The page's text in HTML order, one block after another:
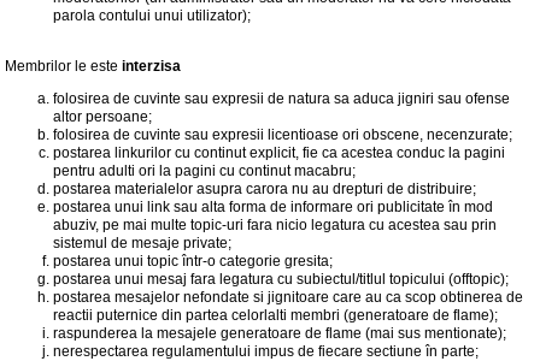
parola contului unui utilizator);
Membrilor le este interzisa
folosirea de cuvinte sau expresii de natura sa aduca jigniri sau ofense
altor persoane;
folosirea de cuvinte sau expresii licentioase ori obscene, necenzurate;
postarea linkurilor cu continut explicit, fie ca acestea conduc la pagini
pentru adulti ori la pagini cu continut macabru;
postarea materialelor asupra carora nu au drepturi de distribuire;
postarea unui link sau alta forma de informare ori publicitate în mod
abuziv, pe mai multe topic-uri fara nicio legatura cu acestea sau prin
sistemul de mesaje private;
postarea unui topic într-o categorie gresita;
postarea unui mesaj fara legatura cu subiectul/titlul topicului (offtopic);
postarea mesajelor nefondate si jignitoare care au ca scop obtinerea de
reactii puternice din partea celorlalti membri (generatoare de flame);
raspunderea la mesajele generatoare de flame (mai sus mentionate);
nerespectarea regulamentului impus de fiecare sectiune în parte;